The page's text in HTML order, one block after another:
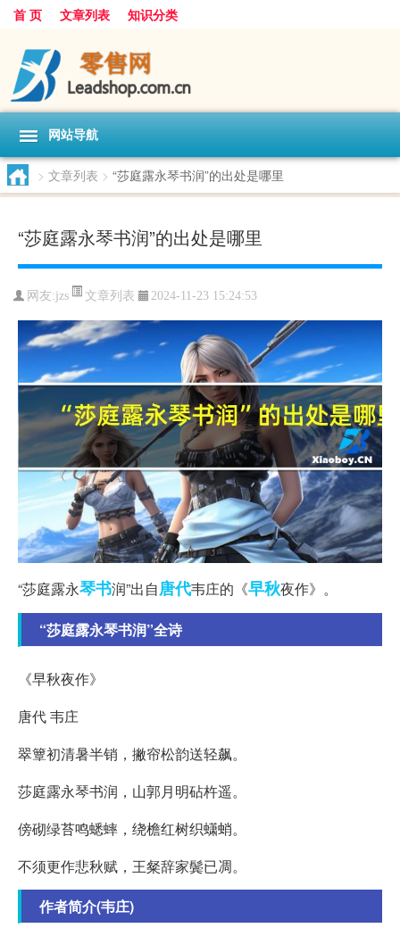
首 页 文章列表 知识分类
网站导航
> 文章列表 > “莎庭露永琴书润”的出处是哪里
“莎庭露永琴书润”的出处是哪里
网友:jzs 文章列表 2024-11-23 15:24:53
“莎庭露永琴书润”出自唐代韦庄的《早秋夜作》。
“莎庭露永琴书润”全诗
《早秋夜作》
唐代 韦庄
翠簟初清暑半销，撇帘松韵送轻飙。
莎庭露永琴书润，山郭月明砧杵遥。
傍砌绿苔鸣蟋蟀，绕檐红树织蟏蛸。
不须更作悲秋赋，王粲辞家鬓已凋。
作者简介(韦庄)